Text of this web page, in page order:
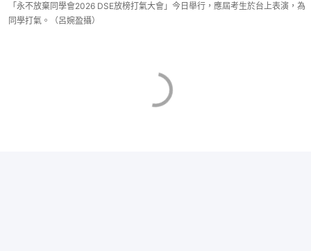
「永不放棄同學會2026 DSE放榜打氣大會」今日舉行，應屆考生於台上表演，為
同學打氣。（呂婉盈攝）